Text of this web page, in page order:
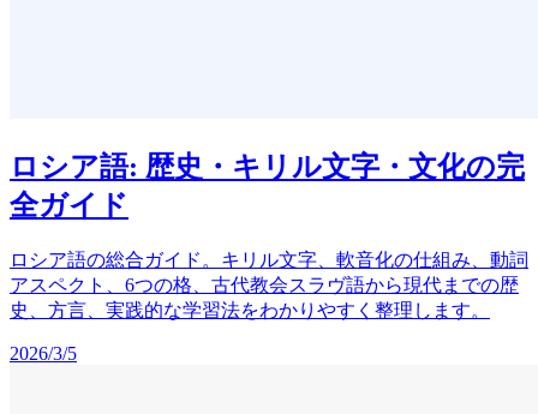
ロシア語: 歴史・キリル文字・文化の完
全ガイド
ロシア語の総合ガイド。キリル文字、軟音化の仕組み、動詞
アスペクト、6つの格、古代教会スラヴ語から現代までの歴
史、方言、実践的な学習法をわかりやすく整理します。
2026/3/5